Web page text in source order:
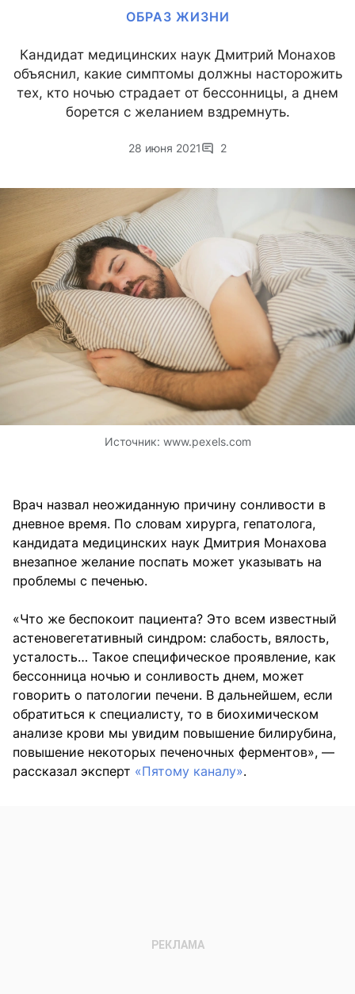
ОБРАЗ ЖИЗНИ
Кандидат медицинских наук Дмитрий Монахов
объяснил, какие симптомы должны насторожить
тех, кто ночью страдает от бессонницы, а днем
борется с желанием вздремнуть.
28 июня 2021 2
Источник: www.pexels.com
Врач назвал неожиданную причину сонливости в
дневное время. По словам хирурга, гепатолога,
кандидата медицинских наук Дмитрия Монахова
внезапное желание поспать может указывать на
проблемы с печенью.
«Что же беспокоит пациента? Это всем известный
астеновегетативный синдром: слабость, вялость,
усталость… Такое специфическое проявление, как
бессонница ночью и сонливость днем, может
говорить о патологии печени. В дальнейшем, если
обратиться к специалисту, то в биохимическом
анализе крови мы увидим повышение билирубина,
повышение некоторых печеночных ферментов», —
рассказал эксперт «Пятому каналу».